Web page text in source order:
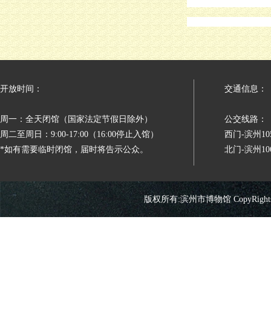
开放时间：
周一：全天闭馆（国家法定节假日除外）
周二至周日：9:00-17:00（16:00停止入馆）
*如有需要临时闭馆，届时将告示公众。
交通信息：
公交线路：
西门-滨州
北门-滨州
版权所有:滨州市博物馆